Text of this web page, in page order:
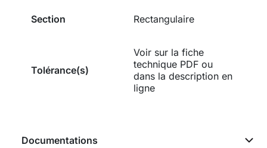
Section Rectangulaire
Tolérance(s)
Voir sur la fiche
technique PDF ou
dans la description en
ligne
Documentations